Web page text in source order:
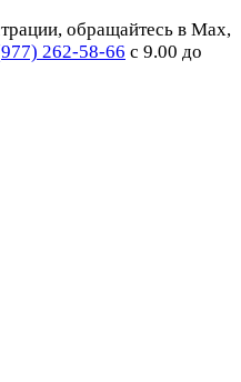
обращайтесь в Max,
262-58-66 с 9.00 до